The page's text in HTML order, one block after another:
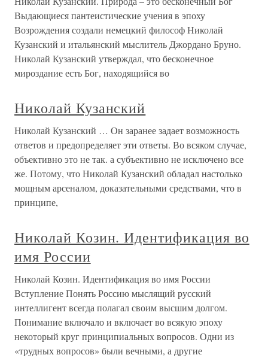
Выдающиеся пантеистические учения в эпоху
Возрождения создали немецкий философ Николай
Кузанский и итальянский мыслитель Джордано Бруно.
Николай Кузанский утверждал, что бесконечное
мироздание есть Бог, находящийся во
Николай Кузанский
Николай Кузанский … Он заранее задает возможность
ответов и предопределяет эти ответы. Во всяком случае,
объективно это не так. а субъективно не исключено все
же. Потому, что Николай Кузанский обладал настолько
мощным арсеналом, доказательными средствами, что в
принципе,
Николай Козин. Идентификация во
имя России
Николай Козин. Идентификация во имя России
Вступление Понять Россию мыслящий русский
интеллигент всегда полагал своим высшим долгом.
Понимание включало и включает во всякую эпоху
некоторый круг принципиальных вопросов. Одни из
«трудных вопросов» были вечными, а другие